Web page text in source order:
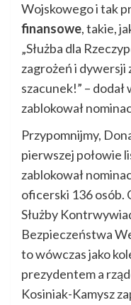
Wojskowego i tak
finansowe, takie,
„Służba dla
zagrożeń i dywersji
szacunek!” –
zablokował
Przypomnijmy,
pierwszej połowie
zablokował
oficerski 136 osób.
Służby
Bezpieczeństwa
to wówczas jako
prezydentem a
Kosiniak-Kamysz